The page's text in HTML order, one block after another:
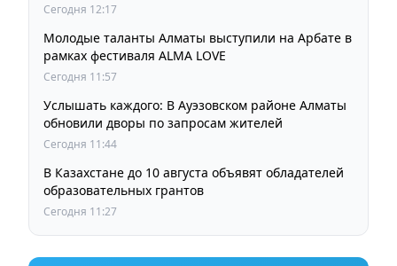
Сегодня 12:17
Молодые таланты Алматы выступили на Арбате в
рамках фестиваля ALMA LOVE
Сегодня 11:57
Услышать каждого: В Ауэзовском районе Алматы
обновили дворы по запросам жителей
Сегодня 11:44
В Казахстане до 10 августа объявят обладателей
образовательных грантов
Сегодня 11:27